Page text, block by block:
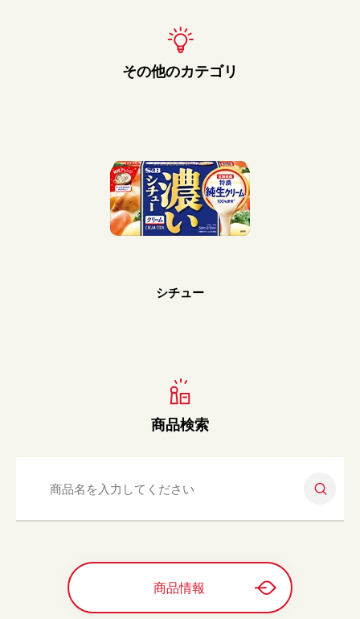
その他のカテゴリ
シチュー
商品検索
商品情報